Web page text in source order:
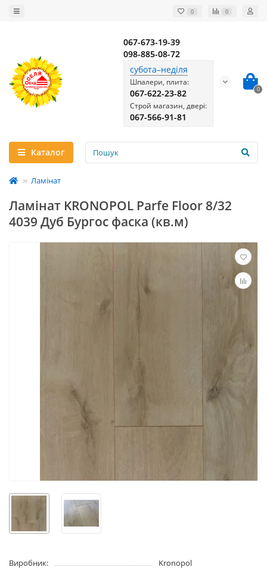
0 0
067-673-19-39
098-885-08-72
субота–неділя
Шпалери, плита:
067-622-23-82
Строй магазин, двері:
067-566-91-81
0
Каталог
Ламінат
Ламінат KRONOPOL Parfe Floor 8/32
4039 Дуб Бургос фаска (кв.м)
Виробник:
Kronopol